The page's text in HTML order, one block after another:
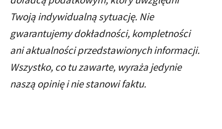
Twoją indywidualną sytuację. Nie
gwarantujemy dokładności, kompletności
ani aktualności przedstawionych informacji.
Wszystko, co tu zawarte, wyraża jedynie
naszą opinię i nie stanowi faktu.